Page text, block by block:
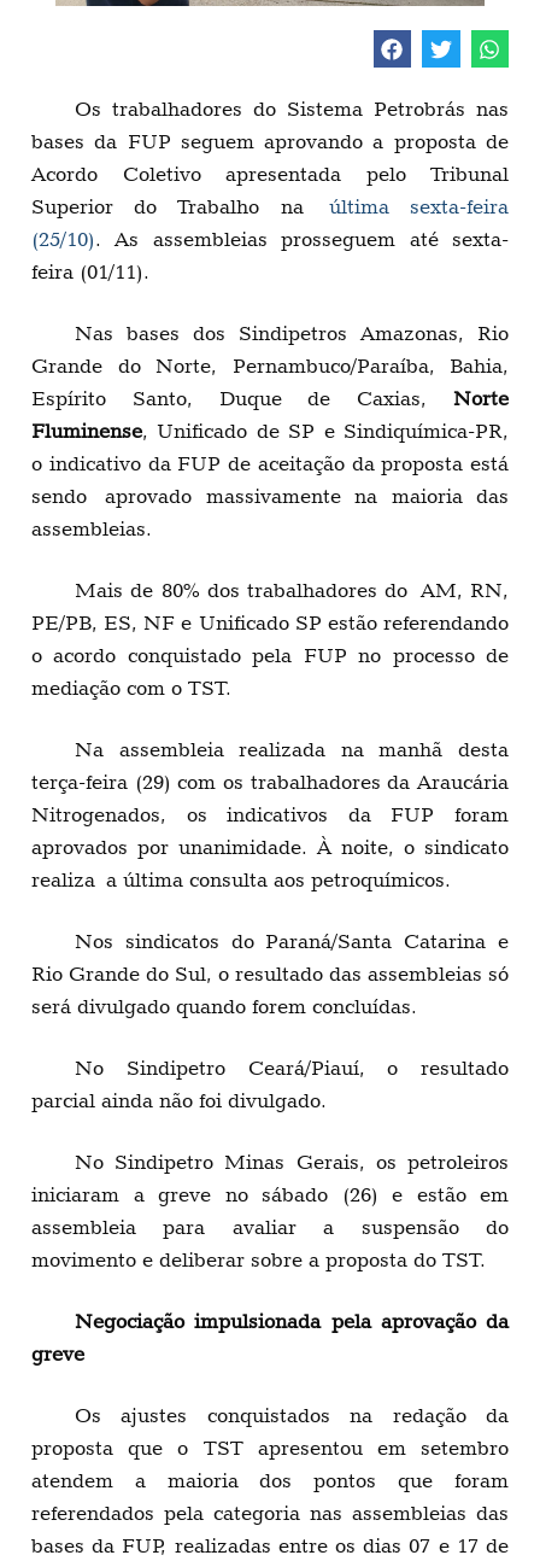
Os trabalhadores do Sistema Petrobrás nas
bases da FUP seguem aprovando a proposta de
Acordo Coletivo apresentada pelo Tribunal
Superior do Trabalho na última sexta-feira
(25/10). As assembleias prosseguem até sexta-
feira (01/11).
Nas bases dos Sindipetros Amazonas, Rio
Grande do Norte, Pernambuco/Paraíba, Bahia,
Espírito Santo, Duque de Caxias, Norte
Fluminense, Unificado de SP e Sindiquímica-PR,
o indicativo da FUP de aceitação da proposta está
sendo aprovado massivamente na maioria das
assembleias.
Mais de 80% dos trabalhadores do AM, RN,
PE/PB, ES, NF e Unificado SP estão referendando
o acordo conquistado pela FUP no processo de
mediação com o TST.
Na assembleia realizada na manhã desta
terça-feira (29) com os trabalhadores da Araucária
Nitrogenados, os indicativos da FUP foram
aprovados por unanimidade. À noite, o sindicato
realiza a última consulta aos petroquímicos.
Nos sindicatos do Paraná/Santa Catarina e
Rio Grande do Sul, o resultado das assembleias só
será divulgado quando forem concluídas.
No Sindipetro Ceará/Piauí, o resultado
parcial ainda não foi divulgado.
No Sindipetro Minas Gerais, os petroleiros
iniciaram a greve no sábado (26) e estão em
assembleia para avaliar a suspensão do
movimento e deliberar sobre a proposta do TST.
Negociação impulsionada pela aprovação da
greve
Os ajustes conquistados na redação da
proposta que o TST apresentou em setembro
atendem a maioria dos pontos que foram
referendados pela categoria nas assembleias das
bases da FUP, realizadas entre os dias 07 e 17 de